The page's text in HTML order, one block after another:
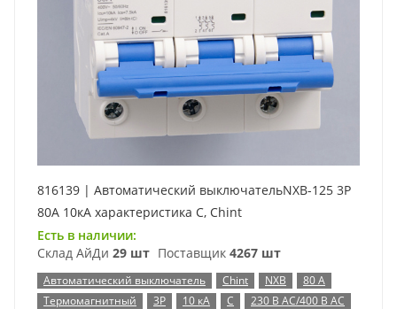
816139 | Автоматический выключательNXB-125 3P
80А 10кА характеристика C, Chint
Есть в наличии:
Склад АйДи 29 шт Поставщик 4267 шт
Автоматический выключатель Chint NXB
80 А
Термомагнитный
3P 10 кА C 230 В AC/400 В AC